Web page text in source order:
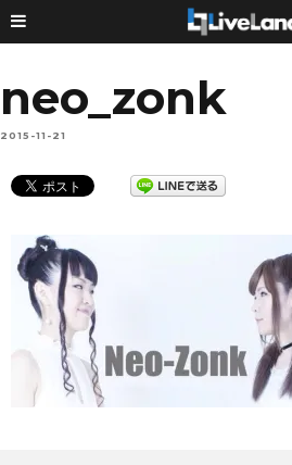
neo_zonk
2015-11-21